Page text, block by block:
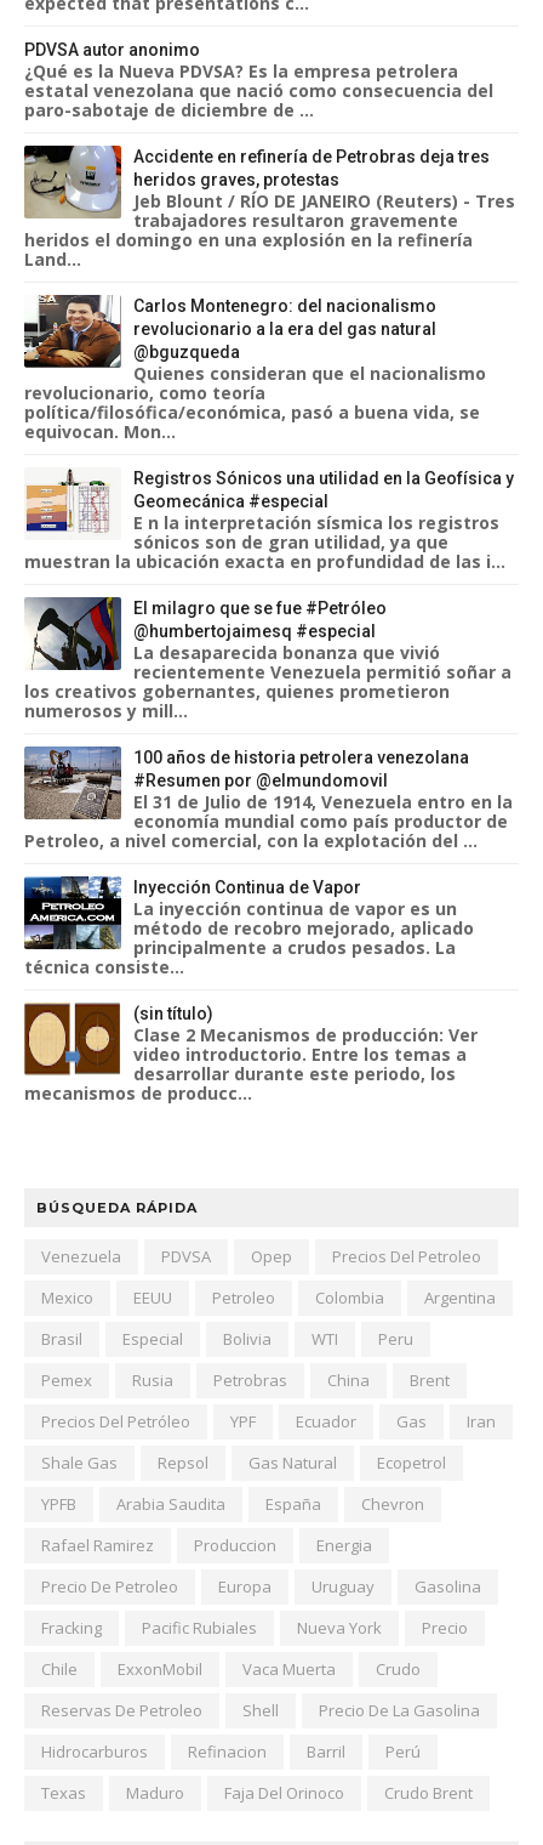
PDVSA autor anonimo
¿Qué es la Nueva PDVSA? Es la empresa petrolera
estatal venezolana que nació como consecuencia del
paro-sabotaje de diciembre de ...
Accidente en refinería de Petrobras deja tres
heridos graves, protestas
Jeb Blount / RÍO DE JANEIRO (Reuters) - Tres
trabajadores resultaron gravemente
heridos el domingo en una explosión en la refinería
Land...
Carlos Montenegro: del nacionalismo
revolucionario a la era del gas natural
@bguzqueda
Quienes consideran que el nacionalismo
revolucionario, como teoría
política/filosófica/económica, pasó a buena vida, se
equivocan. Mon...
Registros Sónicos una utilidad en la Geofísica y
Geomecánica #especial
E n la interpretación sísmica los registros
sónicos son de gran utilidad, ya que
muestran la ubicación exacta en profundidad de las i...
El milagro que se fue #Petróleo
@humbertojaimesq #especial
La desaparecida bonanza que vivió
recientemente Venezuela permitió soñar a
los creativos gobernantes, quienes prometieron
numerosos y mill...
100 años de historia petrolera venezolana
#Resumen por @elmundomovil
El 31 de Julio de 1914, Venezuela entro en la
economía mundial como país productor de
Petroleo, a nivel comercial, con la explotación del ...
Inyección Continua de Vapor
La inyección continua de vapor es un
método de recobro mejorado, aplicado
principalmente a crudos pesados. La
técnica consiste...
(sin título)
Clase 2 Mecanismos de producción: Ver
video introductorio. Entre los temas a
desarrollar durante este periodo, los
mecanismos de producc...
BÚSQUEDA RÁPIDA
Venezuela PDVSA Opep
Precios Del Petroleo
Mexico
EEUU Petroleo Colombia
Argentina
Brasil
Especial Bolivia WTI
Peru
Pemex
Rusia Petrobras China
Brent
Precios Del Petróleo
YPF Ecuador Gas
Iran
Shale Gas
Repsol Gas Natural
Ecopetrol
YPFB
Arabia Saudita España
Chevron
Rafael Ramirez
Produccion
Energia
Precio De Petroleo
Europa Uruguay
Gasolina
Fracking
Pacific Rubiales Nueva York
Precio
Chile
ExxonMobil Vaca Muerta
Crudo
Reservas De Petroleo
Shell
Precio De La Gasolina
Hidrocarburos
Refinacion Barril
Perú
Texas
Maduro Faja Del Orinoco Crudo Brent